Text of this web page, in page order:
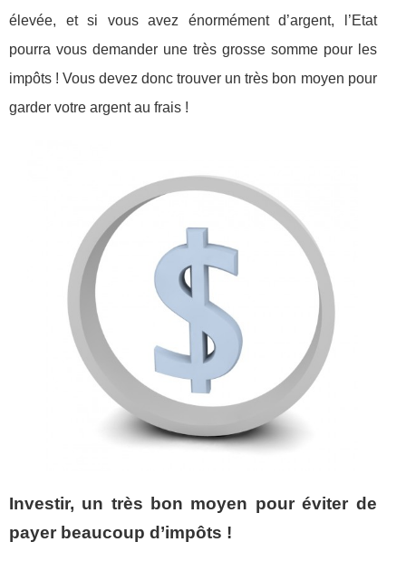
élevée, et si vous avez énormément d’argent, l’Etat
pourra vous demander une très grosse somme pour les
impôts ! Vous devez donc trouver un très bon moyen pour
garder votre argent au frais !
Investir, un très bon moyen pour éviter de
payer beaucoup d’impôts !